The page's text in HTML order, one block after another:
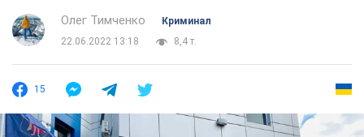
Олег Тимченко
Криминал
22.06.2022 13:18
8,4 т.
15